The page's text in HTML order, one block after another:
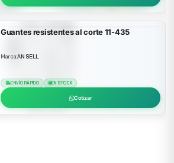
Guantes resistentes al corte 11-435
Marca:ANSELL
ENVÍO RÁPIDO EN STOCK
Cotizar